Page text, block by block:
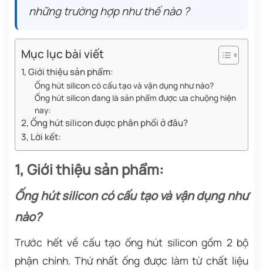
những trường hợp như thế nào ?
Mục lục bài viết
1, Giới thiệu sản phẩm:
Ống hút silicon có cấu tạo và vận dụng như nào?
Ống hút silicon đang là sản phẩm được ưa chuộng hiện
nay:
2, Ống hút silicon được phân phối ở đâu?
3, Lời kết:
1, Giới thiệu sản phẩm:
Ống hút silicon có cấu tạo và vận dụng như
nào?
Trước hết về cấu tạo ống hút silicon gồm 2 bộ
phận chính. Thứ nhất ống được làm từ chất liệu